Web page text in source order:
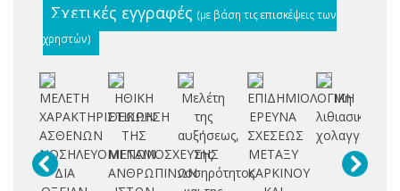
Σχετικές εγγραφές (με βάση τις επισκέψεις των
χρηστών)
ΜΕΛΕΤΗ
ΧΑΡΑΚΤΗΡΙΣΤΙΚΩΝ
ΑΣΘΕΝΩΝ
ΝΟΣΗΛΕΥΟΜΕΝΩΝ
ΔΙΑ
ΗΘΙΚΗ
ΘΕΩΡΗΣΗ
ΤΗΣ
ΜΕΤΑΜΟΣΧΕΥΣΗΣ
ΑΝΘΡΩΠΙΝΩΝ
Μελέτη
της
αυξήσεως,
της
νοσηρότητος
ΕΠΙΔΗΜΙΟΛΟΓΙΚΗ
ΕΡΕΥΝΑ
ΣΧΕΣΕΩΣ
ΜΕΤΑΞΥ
ΚΑΡΚΙΝΟΥ
Μη
λιθιασικές